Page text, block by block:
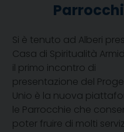
Si è tenuto ad Alberi
Casa di Spiritualità
il primo incontro di
presentazione del
Unio è la nuova
le Parrocchie che
poter fruire di molti